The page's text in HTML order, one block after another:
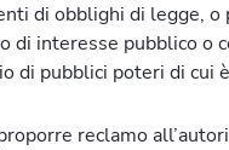
di obblighi di legge, o
di interesse pubblico o
di pubblici poteri di cui
reclamo